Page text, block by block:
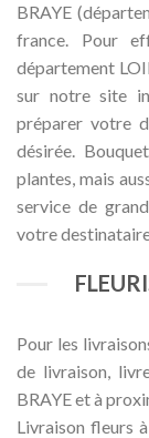
BRAYE
france. Pour
département
sur notre site
préparer votre
désirée.
plantes, mais
service de
votre
Pour les
de livraison,
BRAYE et à
Livraison fleurs